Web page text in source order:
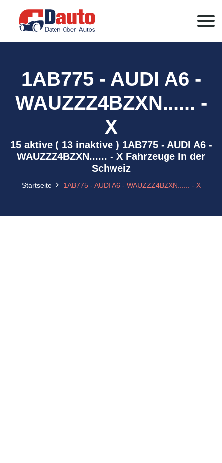
1AB775 - AUDI A6 -
WAUZZZ4BZXN...... -
X
15 aktive ( 13 inaktive ) 1AB775 - AUDI A6 -
WAUZZZ4BZXN...... - X Fahrzeuge in der
Schweiz
Startseite 1AB775 - AUDI A6 - WAUZZZ4BZXN...... - X